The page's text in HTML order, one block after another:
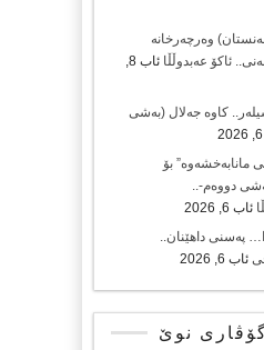
وه‌رچه‌رخانه‌
ئاكۆ عه‌بدوڵڵا
ئاب 8,
کاوە جەلال (بەشی
مانابەخشەوە” بۆ
دووەم-..
ئاب 6, 2026
پەسنی داهێنان..
ئاب 6, 2026
نوێ